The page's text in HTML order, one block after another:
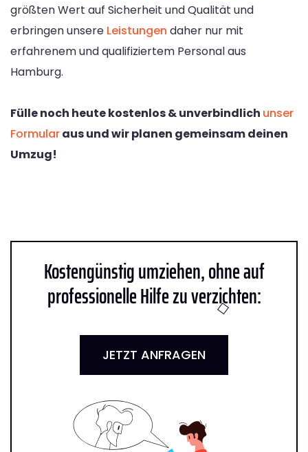
größten Wert auf Sicherheit und Qualität und
erbringen unsere Leistungen daher nur mit
erfahrenem und qualifiziertem Personal aus
Hamburg.
Fülle noch heute kostenlos & unverbindlich unser
Formularaus und wir planen gemeinsam deinen
Umzug!
Kostengünstig umziehen, ohne auf
professionelle Hilfe zu verzichten:
JETZT ANFRAGEN